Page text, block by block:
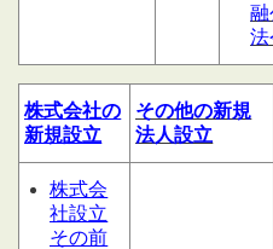
融
法
株式会社の
新規設立
その他の新規
法人設立
株式会
社設立
その前